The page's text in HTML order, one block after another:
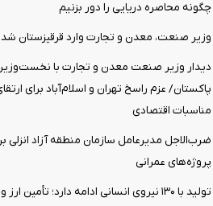
چگونه محاصره دریایی را دور بزنیم
وزیر صنعت، معدن و تجارت وارد قرقیزستان شد
دیدار وزیر صنعت معدن و تجارت با نخست‌وزیر
پاکستان/ عزم راسخ تهران و اسلام‌آباد برای
مناسبات اقتصادی
ضرب‌الاجل مدیرعامل سازمان منطقه آزاد انزلی
پروژه‌های عمرانی
تولید با ۱۳۰ نیروی انسانی ادامه دارد؛ تأمین